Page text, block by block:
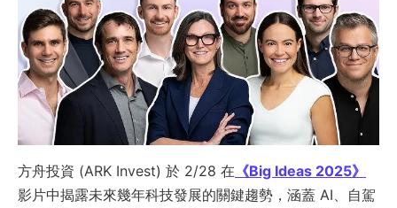
方舟投資 (ARK Invest) 於 2/28 在 《Big Ideas 2025》
影片中揭露未來幾年科技發展的關鍵趨勢，涵蓋 AI、自駕